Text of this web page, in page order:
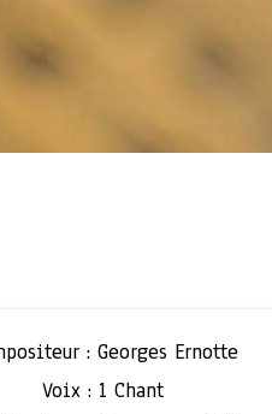
: Georges Ernotte
Voix : 1 Chant